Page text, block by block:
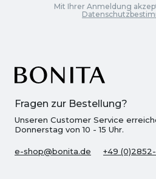
Fragen zur Bestellung?
Unseren Customer Service
Donnerstag von 10 - 15 Uhr.
e-shop@bonita.de +49
Mit Ihrer Anmeldung